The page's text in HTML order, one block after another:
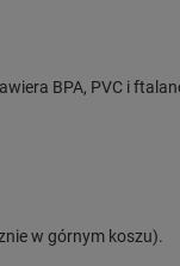
BPA, PVC i
w górnym koszu).